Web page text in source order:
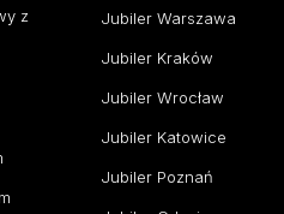
z
Jubiler Warszawa
Jubiler Kraków
Jubiler Wrocław
Jubiler Katowice
Jubiler Poznań